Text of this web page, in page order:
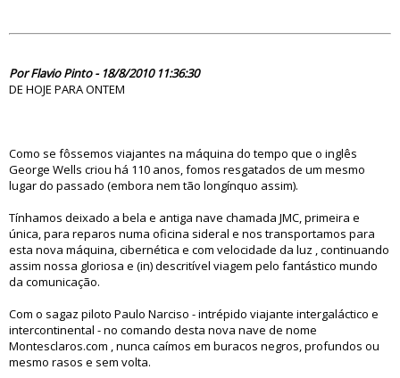
Por Flavio Pinto - 18/8/2010 11:36:30
DE HOJE PARA ONTEM
Como se fôssemos viajantes na máquina do tempo que o inglês
George Wells criou há 110 anos, fomos resgatados de um mesmo
lugar do passado (embora nem tão longínquo assim).
Tínhamos deixado a bela e antiga nave chamada JMC, primeira e
única, para reparos numa oficina sideral e nos transportamos para
esta nova máquina, cibernética e com velocidade da luz , continuando
assim nossa gloriosa e (in) descritível viagem pelo fantástico mundo
da comunicação.
Com o sagaz piloto Paulo Narciso - intrépido viajante intergaláctico e
intercontinental - no comando desta nova nave de nome
Montesclaros.com , nunca caímos em buracos negros, profundos ou
mesmo rasos e sem volta.